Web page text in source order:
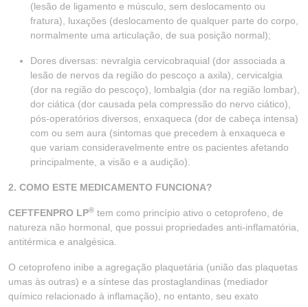
(lesão de ligamento e músculo, sem deslocamento ou
fratura), luxações (deslocamento de qualquer parte do corpo,
normalmente uma articulação, de sua posição normal);
Dores diversas: nevralgia cervicobraquial (dor associada a
lesão de nervos da região do pescoço a axila), cervicalgia
(dor na região do pescoço), lombalgia (dor na região lombar),
dor ciática (dor causada pela compressão do nervo ciático),
pós-operatórios diversos, enxaqueca (dor de cabeça intensa)
com ou sem aura (sintomas que precedem à enxaqueca e
que variam consideravelmente entre os pacientes afetando
principalmente, a visão e a audição).
2. COMO ESTE MEDICAMENTO FUNCIONA?
CEFTFENPRO LP® tem como princípio ativo o cetoprofeno, de
natureza não hormonal, que possui propriedades anti-inflamatória,
antitérmica e analgésica.
O cetoprofeno inibe a agregação plaquetária (união das plaquetas
umas às outras) e a síntese das prostaglandinas (mediador
químico relacionado à inflamação), no entanto, seu exato